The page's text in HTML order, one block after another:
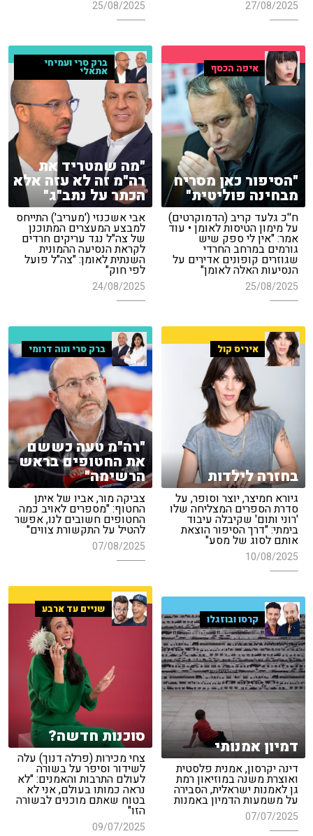
27/08/2025
25/08/2025
איפה הכסף
"הסיפור כאן מסריח
מבחינה פוליטית"
ח''כ גלעד קריב (הדמוקרטים)
על מימון הטיסות לאומן • עוד
אמר: "אין לי ספק שיש
גורמים במרחב החרדי
שגוזרים קופונים אדירים על
הנסיעות האלה לאומן"
25/08/2025
ברק סרי ועמיחי
אתאלי
"מה שמטריד את
רה"מ זה לא עזה אלא
הכתר על נתב"ג"
אבי אשכנזי ('מעריב') התייחס
למבצע המעצרים המתוכנן
של צה"ל נגד עריקים חרדים
לקראת הנסיעה ההמונית
השנתית לאומן: "צה"ל פועל
לפי חוק"
24/08/2025
איריס קול
בחזרה לילדות
גיורא חמיצר, יוצר וסופר, על
סדרת הספרים המצליחה שלו
'רוני ותום' שקיבלה עיבוד
בימתי: "דרך הסיפור הוצאת
אותם לסוג של מסע"
10/08/2025
ברק סרי ונוה דרומי
"רה"מ טעה כששם
את החטופים בראש
הרשימה"
צביקה מור, אביו של איתן
החטוף: "מספרים לאויב כמה
החטופים חשובים לנו, אפשר
להטיל על התקשורת צווים"
07/08/2025
שניים עד ארבע
סוכנות חדשה?
צחי מכירות (פרלה דנוך) עלה
לשידור וסיפר על בשורה
לעולם התרבות והאמנים: "לא
נראה כמותו בעולם, אני לא
בטוח שאתם מוכנים לבשורה
הזו"
09/07/2025
קרסו ובוזגלו
דמיון אמנותי
דינה יקרסון, אמנית פלסטית
ואוצרת משנה במוזיאון רמת
גן לאמנות ישראלית, הסבירה
על משמעות הדמיון באמנות
07/07/2025